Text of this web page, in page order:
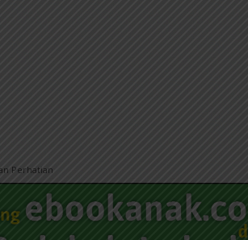
Perhatian